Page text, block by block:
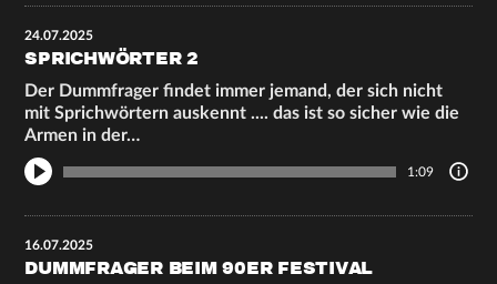
24.07.2025
SPRICHWÖRTER 2
Der Dummfrager findet immer jemand, der sich nicht
mit Sprichwörtern auskennt .... das ist so sicher wie die
Armen in der…
1:09
16.07.2025
DUMMFRAGER BEIM 90ER FESTIVAL